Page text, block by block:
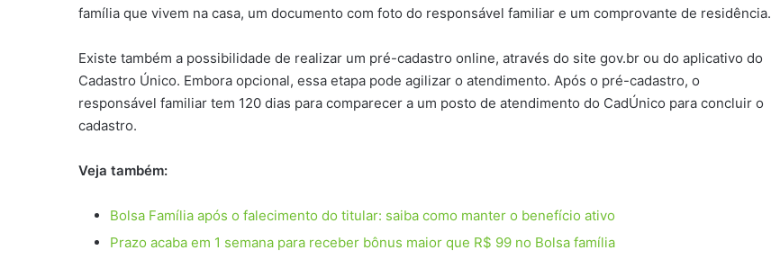
família que vivem na casa, um documento com foto do responsável familiar e um comprovante de residência.
Existe também a possibilidade de realizar um pré-cadastro online, através do site gov.br ou do aplicativo do
Cadastro Único. Embora opcional, essa etapa pode agilizar o atendimento. Após o pré-cadastro, o
responsável familiar tem 120 dias para comparecer a um posto de atendimento do CadÚnico para concluir o
cadastro.
Veja também:
Bolsa Família após o falecimento do titular: saiba como manter o benefício ativo
Prazo acaba em 1 semana para receber bônus maior que R$ 99 no Bolsa família